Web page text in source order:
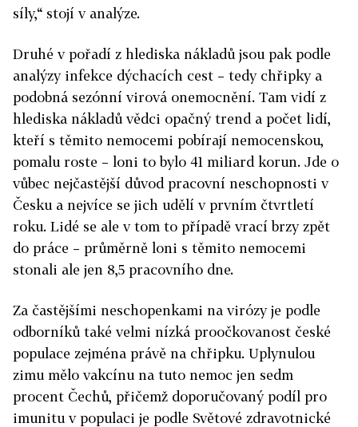
síly,“ stojí v analýze.
Druhé v pořadí z hlediska nákladů jsou pak podle
analýzy infekce dýchacích cest – tedy chřipky a
podobná sezónní virová onemocnění. Tam vidí z
hlediska nákladů vědci opačný trend a počet lidí,
kteří s těmito nemocemi pobírají nemocenskou,
pomalu roste – loni to bylo 41 miliard korun. Jde o
vůbec nejčastější důvod pracovní neschopnosti v
Česku a nejvíce se jich udělí v prvním čtvrtletí
roku. Lidé se ale v tom to případě vrací brzy zpět
do práce – průměrně loni s těmito nemocemi
stonali ale jen 8,5 pracovního dne.
Za častějšími neschopenkami na virózy je podle
odborníků také velmi nízká proočkovanost české
populace zejména právě na chřipku. Uplynulou
zimu mělo vakcínu na tuto nemoc jen sedm
procent Čechů, přičemž doporučovaný podíl pro
imunitu v populaci je podle Světové zdravotnické